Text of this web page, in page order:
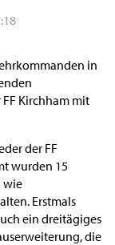
in
Kirchham mit
der FF
wurden 15
wie
Erstmals
ein dreitägiges
die